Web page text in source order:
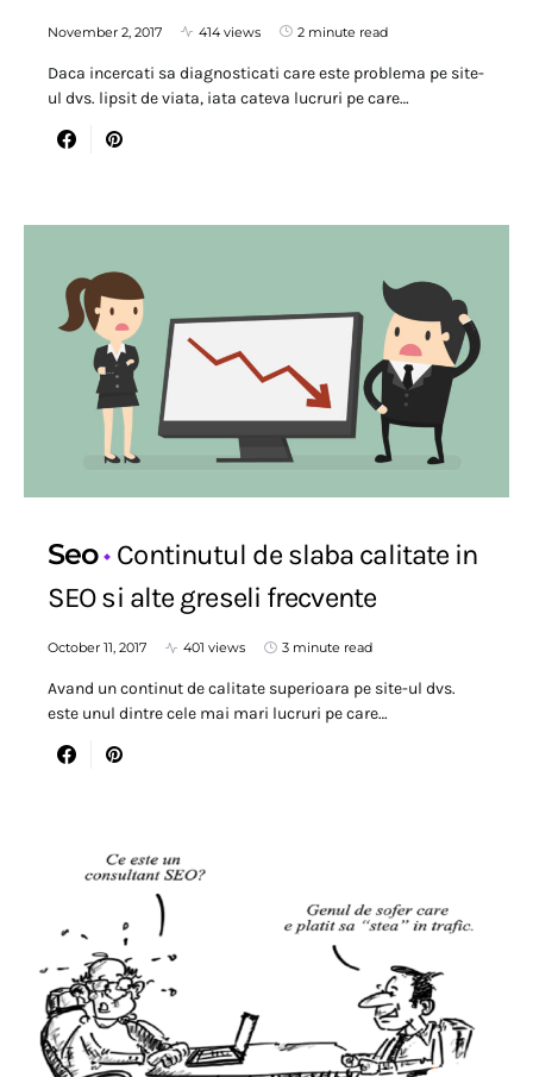
November 2, 2017 414 views 2 minute read
Daca incercati sa diagnosticati care este problema pe site-
ul dvs. lipsit de viata, iata cateva lucruri pe care…
Seo Continutul de slaba calitate in
SEO si alte greseli frecvente
October 11, 2017 401 views 3 minute read
Avand un continut de calitate superioara pe site-ul dvs.
este unul dintre cele mai mari lucruri pe care…